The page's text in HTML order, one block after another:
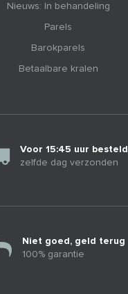
Nieuws: In behandeling
Parels
Barokparels
Betaalbare kralen
Voor 15:45 uur besteld
zelfde dag verzonden
Niet goed, geld terug
100% garantie